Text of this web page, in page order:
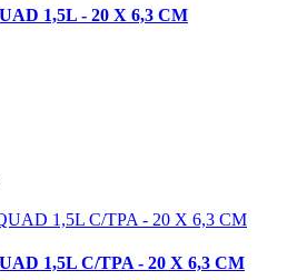
1,5L - 20 X 6,3 CM
1,5L C/TPA - 20 X 6,3 CM